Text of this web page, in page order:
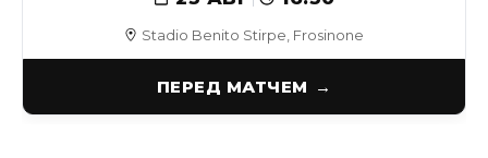
Stadio Benito Stirpe, Frosinone
ПЕРЕД МАТЧЕМ